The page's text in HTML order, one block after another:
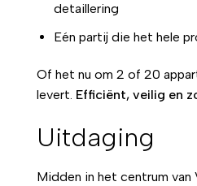
detaillering
Eén partij die het hele
Of het nu om 2 of 20
levert. Efficiënt, veilig en
Uitdaging
Midden in het centrum van